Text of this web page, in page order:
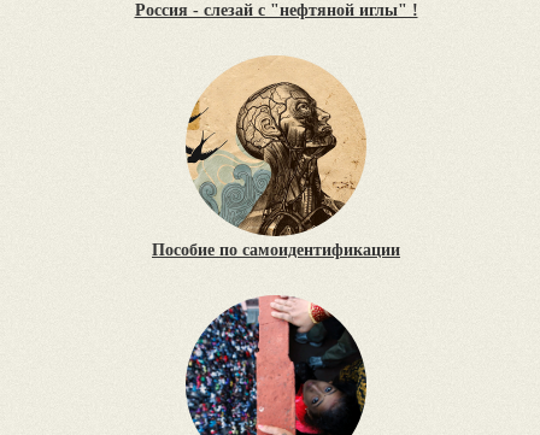
Россия - слезай с "нефтяной иглы" !
Пособие по самоидентификации